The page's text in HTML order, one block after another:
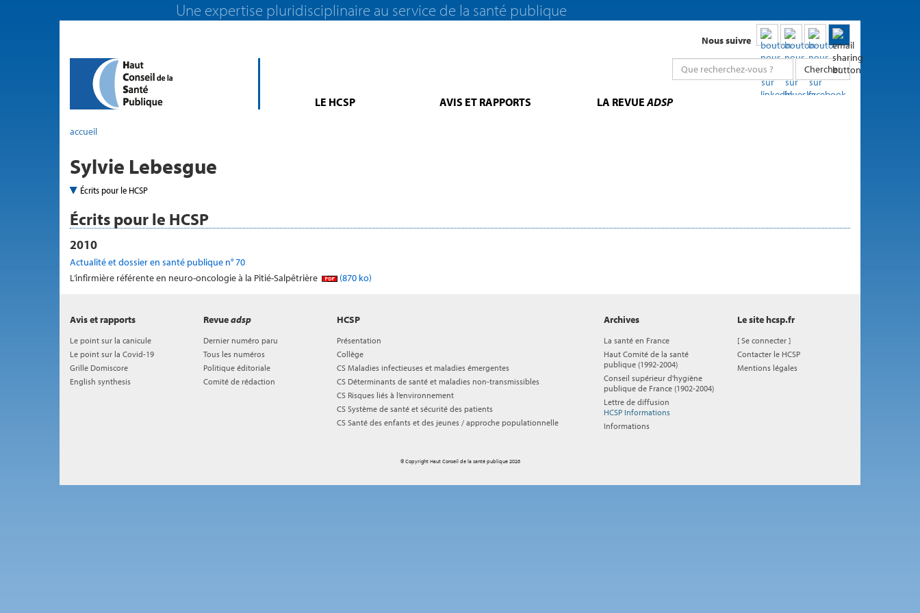
Une expertise pluridisciplinaire au service de la santé publique
Nous suivre
Chercher
LE HCSP AVIS ET RAPPORTS LA REVUEADSP
accueil
Sylvie Lebesgue
Écrits pour le HCSP
Écrits pour le HCSP
2010
Actualité et dossier en santé publique n° 70
L’infirmière référente en neuro-oncologie à la Pitié-Salpêtrière
(870 ko)
HCSP
Présentation
Collège
CS Maladies infectieuses et maladies émergentes
CS Déterminants de santé et maladies non-transmissibles
CS Risques liés à l’environnement
CS Système de santé et sécurité des patients
CS Santé des enfants et des jeunes / approche populationnelle
Avis et rapports
Le point sur la canicule
Le point sur la Covid-19
Grille Domiscore
English synthesis
Revueadsp
Dernier numéro paru
Tous les numéros
Politique éditoriale
Comité de rédaction
Archives
La santé en France
Haut Comité de la santé
publique (1992-2004)
Conseil supérieur d'hygiène
publique de France (1902-2004)
Lettre de diffusion
HCSP Informations
Informations
Le site hcsp.fr
[Se connecter ]
Contacter le HCSP
Mentions légales
© Copyright Haut Conseil de la santé publique 2026